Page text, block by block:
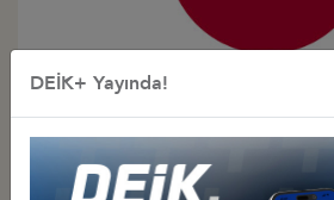
Türkiye - Japonya
İş Konseyi
DEİK+ Yayında!